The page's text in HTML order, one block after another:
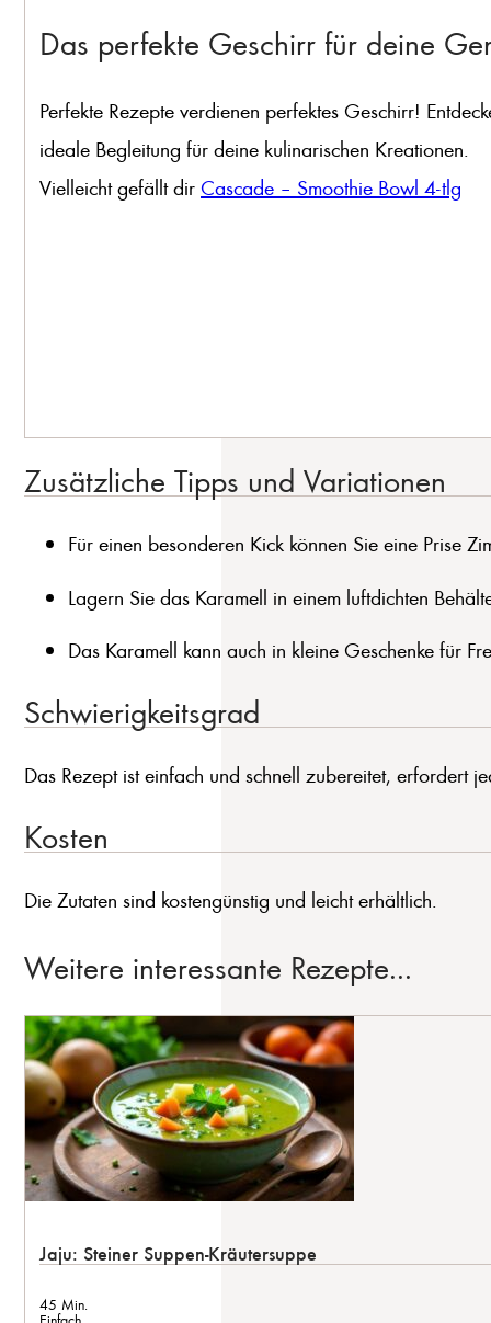
Das perfekte Geschirr für deine
Perfekte Rezepte verdienen perfektes Geschirr!
ideale Begleitung für deine kulinarischen Kreationen.
Vielleicht gefällt dir Cascade – Smoothie Bowl 4-tlg
Zusätzliche Tipps und Variationen
Für einen besonderen Kick können Sie eine Prise
Lagern Sie das Karamell in einem luftdichten
Das Karamell kann auch in kleine Geschenke für
Schwierigkeitsgrad
Das Rezept ist einfach und schnell zubereitet, erfordert
Kosten
Die Zutaten sind kostengünstig und leicht erhältlich.
Weitere interessante Rezepte...
Jaju: Steiner Suppen-Kräutersuppe
45 Min.